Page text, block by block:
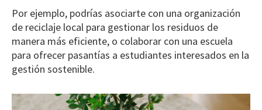
Por ejemplo, podrías asociarte con una organización
de reciclaje local para gestionar los residuos de
manera más eficiente, o colaborar con una escuela
para ofrecer pasantías a estudiantes interesados en la
gestión sostenible.